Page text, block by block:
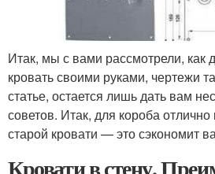
Итак, мы с вами рассмотрели, как
кровать своими руками, чертежи
статье, остается лишь дать вам
советов. Итак, для короба
старой кровати — это сэкономит